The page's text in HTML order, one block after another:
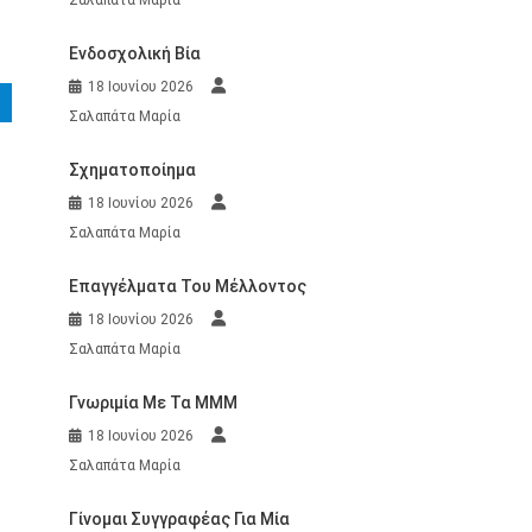
Ενδοσχολική Βία
18 Ιουνίου 2026
Σαλαπάτα Μαρία
Σχηματοποίημα
18 Ιουνίου 2026
Σαλαπάτα Μαρία
Επαγγέλματα Του Μέλλοντος
18 Ιουνίου 2026
Σαλαπάτα Μαρία
Γνωριμία Με Τα ΜΜΜ
18 Ιουνίου 2026
Σαλαπάτα Μαρία
Γίνομαι Συγγραφέας Για Μία